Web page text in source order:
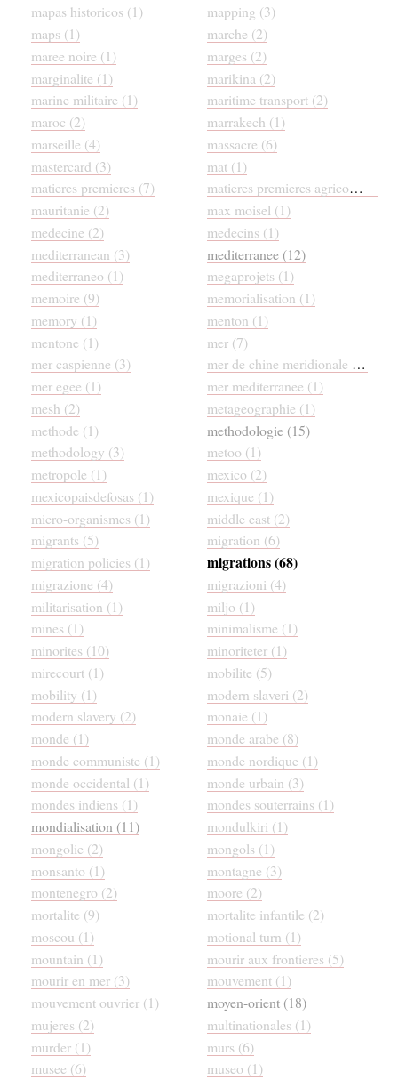
mapas historicos (1)
mapping (3)
maps (1)
marche (2)
maree noire (1)
marges (2)
marginalite (1)
marikina (2)
marine militaire (1)
maritime transport (2)
maroc (2)
marrakech (1)
marseille (4)
massacre (6)
mastercard (3)
mat (1)
matieres premieres (7)
matieres premieres agricole (1)
mauritanie (2)
max moisel (1)
medecine (2)
medecins (1)
mediterranean (3)
mediterranee (12)
mediterraneo (1)
megaprojets (1)
memoire (9)
memorialisation (1)
memory (1)
menton (1)
mentone (1)
mer (7)
mer caspienne (3)
mer de chine meridionale (1)
mer egee (1)
mer mediterranee (1)
mesh (2)
metageographie (1)
methode (1)
methodologie (15)
methodology (3)
metoo (1)
metropole (1)
mexico (2)
mexicopaisdefosas (1)
mexique (1)
micro-organismes (1)
middle east (2)
migrants (5)
migration (6)
migration policies (1)
migrations (68)
migrazione (4)
migrazioni (4)
militarisation (1)
miljo (1)
mines (1)
minimalisme (1)
minorites (10)
minoriteter (1)
mirecourt (1)
mobilite (5)
mobility (1)
modern slaveri (2)
modern slavery (2)
monaie (1)
monde (1)
monde arabe (8)
monde communiste (1)
monde nordique (1)
monde occidental (1)
monde urbain (3)
mondes indiens (1)
mondes souterrains (1)
mondialisation (11)
mondulkiri (1)
mongolie (2)
mongols (1)
monsanto (1)
montagne (3)
montenegro (2)
moore (2)
mortalite (9)
mortalite infantile (2)
moscou (1)
motional turn (1)
mountain (1)
mourir aux frontieres (5)
mourir en mer (3)
mouvement (1)
mouvement ouvrier (1)
moyen-orient (18)
mujeres (2)
multinationales (1)
murder (1)
murs (6)
musee (6)
museo (1)